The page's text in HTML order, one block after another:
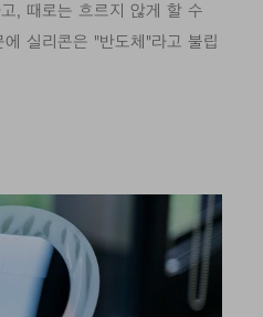
, 때로는 흐르지 않게 할 수
실리콘은 "반도체"라고 불립